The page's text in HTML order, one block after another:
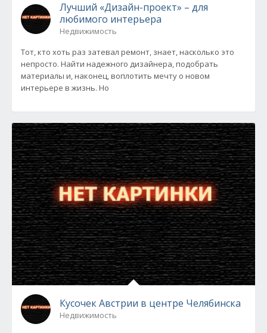
Лучший «Дизайн-проект» – для
любимого интерьера
Недвижимость
Тот, кто хоть раз затевал ремонт, знает, насколько это
непросто. Найти надежного дизайнера, подобрать
материалы и, наконец, воплотить мечту о новом
интерьере в жизнь. Но
Кусочек Австрии в центре Челябинска
Недвижимость